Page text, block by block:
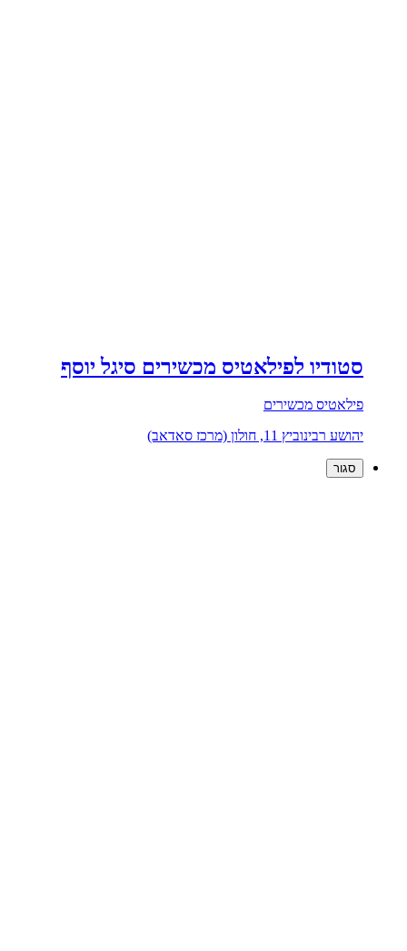
סטודיו לפילאטיס מכשירים סיגל יוסף
פילאטיס מכשירים
יהושע רבינוביץ 11, חולון (מרכז סאדאב)
סגור